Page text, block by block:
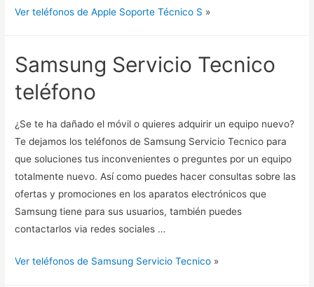
Ver teléfonos de Apple Soporte Técnico S »
Samsung Servicio Tecnico
teléfono
¿Se te ha dañado el móvil o quieres adquirir un equipo nuevo?
Te dejamos los teléfonos de Samsung Servicio Tecnico para
que soluciones tus inconvenientes o preguntes por un equipo
totalmente nuevo. Así como puedes hacer consultas sobre las
ofertas y promociones en los aparatos electrónicos que
Samsung tiene para sus usuarios, también puedes
contactarlos via redes sociales …
Ver teléfonos de Samsung Servicio Tecnico »